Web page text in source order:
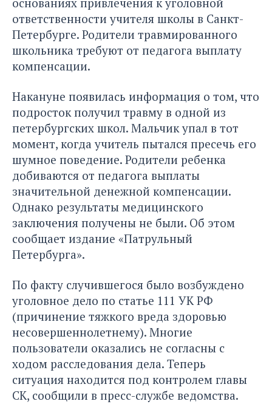
ответственности учителя школы в Санкт-
Петербурге. Родители травмированного
школьника требуют от педагога выплату
компенсации.
Накануне появилась информация о том, что
подросток получил травму в одной из
петербургских школ. Мальчик упал в тот
момент, когда учитель пытался пресечь его
шумное поведение. Родители ребенка
добиваются от педагога выплаты
значительной денежной компенсации.
Однако результаты медицинского
заключения получены не были. Об этом
сообщает издание «Патрульный
Петербурга».
По факту случившегося было возбуждено
уголовное дело по статье 111 УК РФ
(причинение тяжкого вреда здоровью
несовершеннолетнему). Многие
пользователи оказались не согласны с
ходом расследования дела. Теперь
ситуация находится под контролем главы
СК, сообщили в пресс-службе ведомства.